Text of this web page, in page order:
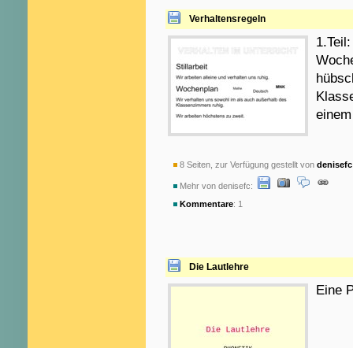
Verhaltensregeln
8 Seiten, zur Verfügung gestellt von denisefc
Mehr von denisefc:
Kommentare: 1
Die Lautlehre
Eine